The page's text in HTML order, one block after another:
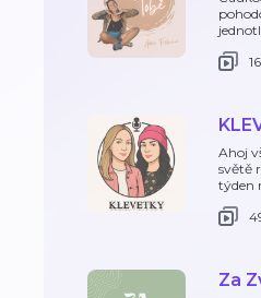
Ahoj
světě
týden
Za